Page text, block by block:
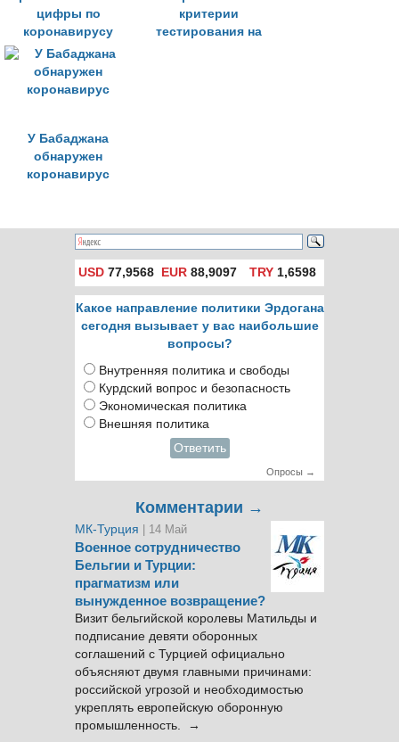
цифры по
коронавирусу
критерии
тестирования на
У Бабаджана
обнаружен
коронавирус
USD 77,9568 EUR 88,9097 TRY1,6598
Какое направление политики Эрдогана
сегодня вызывает у вас наибольшие
вопросы?
Внутренняя политика и свободы
Курдский вопрос и безопасность
Экономическая политика
Внешняя политика
Ответить
Опросы →
Комментарии →
МК-Турция | 14 Май
Военное сотрудничество
Бельгии и Турции:
прагматизм или
вынужденное возвращение?
Визит бельгийской королевы Матильды и
подписание девяти оборонных
соглашений с Турцией официально
объясняют двумя главными причинами:
российской угрозой и необходимостью
укреплять европейскую оборонную
промышленность. →